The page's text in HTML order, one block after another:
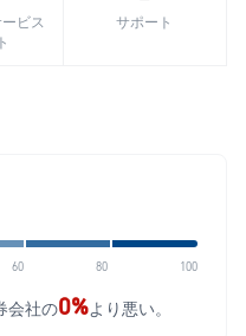
ビス
サポート
60 80 100
会社の0%より悪い。